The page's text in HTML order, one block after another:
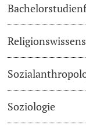
Soziologie